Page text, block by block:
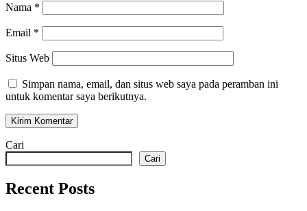
Nama *
Email *
Situs Web
Simpan nama, email, dan situs web saya pada peramban ini
untuk komentar saya berikutnya.
Cari
Cari
Recent Posts